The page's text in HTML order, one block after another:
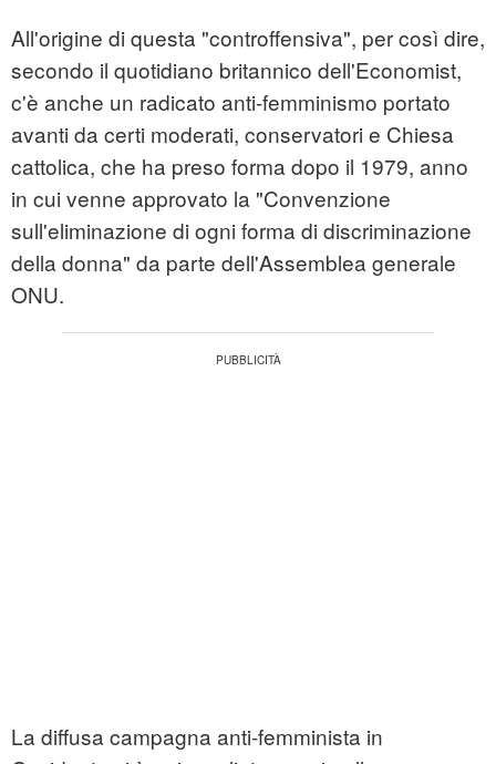
All'origine di questa "controffensiva", per così dire,
secondo il quotidiano britannico dell'Economist,
c'è anche un radicato anti-femminismo portato
avanti da certi moderati, conservatori e Chiesa
cattolica, che ha preso forma dopo il 1979, anno
in cui venne approvato la "Convenzione
sull'eliminazione di ogni forma di discriminazione
della donna" da parte dell'Assemblea generale
ONU.
La diffusa campagna anti-femminista in